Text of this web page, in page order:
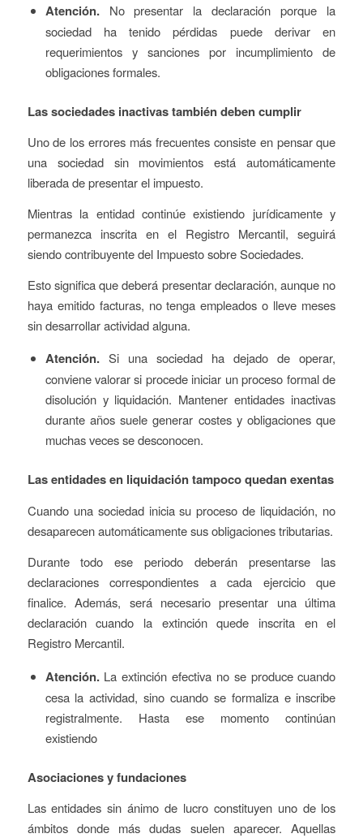
Atención. No presentar la declaración porque la
sociedad ha tenido pérdidas puede derivar en
requerimientos y sanciones por incumplimiento de
obligaciones formales.
Las sociedades inactivas también deben cumplir
Uno de los errores más frecuentes consiste en pensar que
una sociedad sin movimientos está automáticamente
liberada de presentar el impuesto.
Mientras la entidad continúe existiendo jurídicamente y
permanezca inscrita en el Registro Mercantil, seguirá
siendo contribuyente del Impuesto sobre Sociedades.
Esto significa que deberá presentar declaración, aunque no
haya emitido facturas, no tenga empleados o lleve meses
sin desarrollar actividad alguna.
Atención. Si una sociedad ha dejado de operar,
conviene valorar si procede iniciar un proceso formal de
disolución y liquidación. Mantener entidades inactivas
durante años suele generar costes y obligaciones que
muchas veces se desconocen.
Las entidades en liquidación tampoco quedan exentas
Cuando una sociedad inicia su proceso de liquidación, no
desaparecen automáticamente sus obligaciones tributarias.
Durante todo ese periodo deberán presentarse las
declaraciones correspondientes a cada ejercicio que
finalice. Además, será necesario presentar una última
declaración cuando la extinción quede inscrita en el
Registro Mercantil.
Atención. La extinción efectiva no se produce cuando
cesa la actividad, sino cuando se formaliza e inscribe
registralmente. Hasta ese momento continúan
existiendo
Asociaciones y fundaciones
Las entidades sin ánimo de lucro constituyen uno de los
ámbitos donde más dudas suelen aparecer. Aquellas